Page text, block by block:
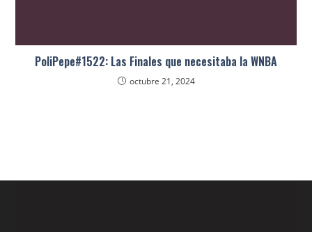
PoliPepe#1522: Las Finales que necesitaba la WNBA
octubre 21, 2024